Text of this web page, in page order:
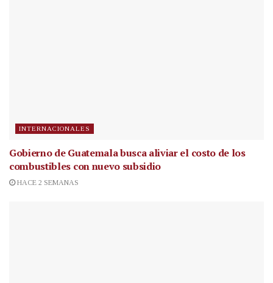
INTERNACIONALES
Gobierno de Guatemala busca aliviar el costo de los
combustibles con nuevo subsidio
HACE 2 SEMANAS